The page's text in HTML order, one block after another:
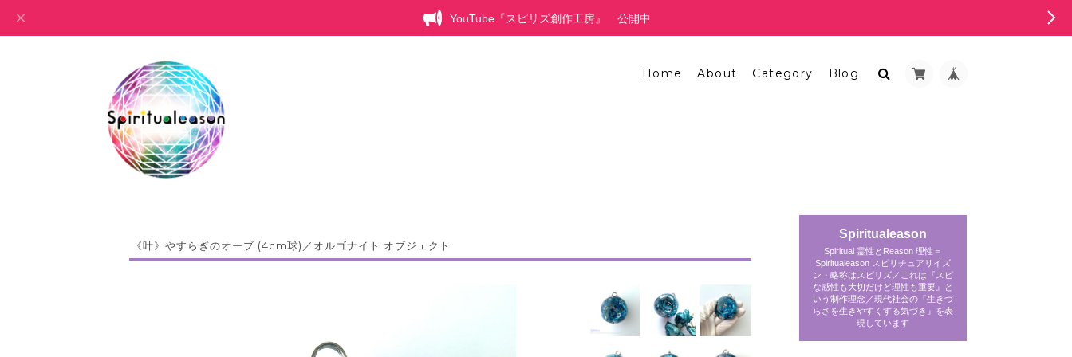
YouTube『スピリズ創作工房』 公開中
Home About Category Blog
《叶》やすらぎのオーブ (4cm球)／オルゴナイト オブジェクト
Spiritualeason
Spiritual 霊性とReason 理性＝
Spiritualeason スピリチュアリイズ
ン・略称はスピリズ／これは『スピ
な感性も大切だけど理性も重要』と
いう制作理念／現代社会の『生きづ
らさを生きやすくする気づき』を表
現しています